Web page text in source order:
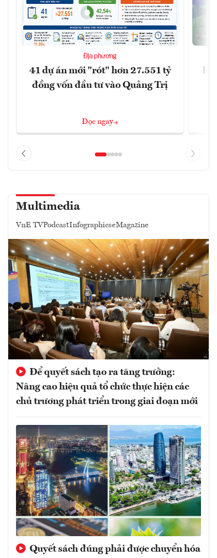
Địa phương
41 dự án mới "rót" hơn 27.551 tỷ
đồng vốn đầu tư vào Quảng Trị
Đọc ngay
Hà
Multimedia
VnE TVPodcastInfographicseMagazine
Để quyết sách tạo ra tăng trưởng:
Nâng cao hiệu quả tổ chức thực hiện các
chủ trương phát triển trong giai đoạn mới
Quyết sách đúng phải được chuyển hóa